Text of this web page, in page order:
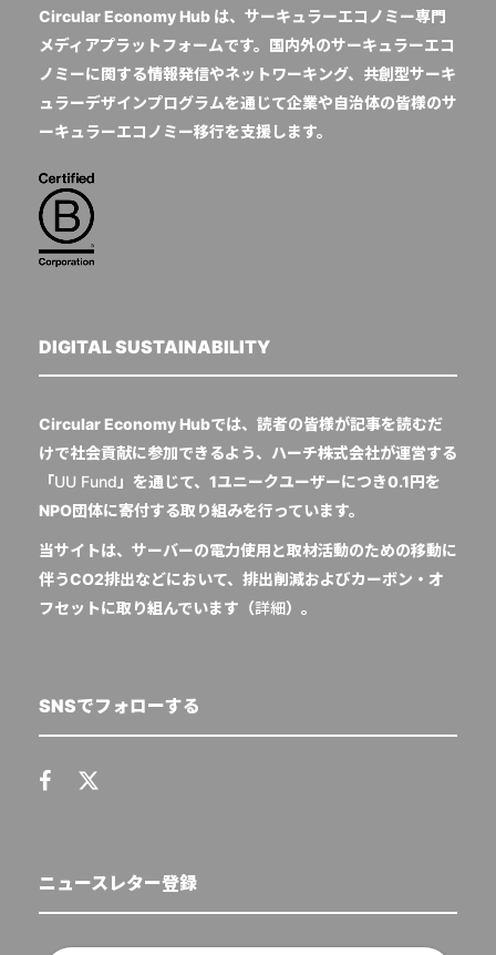
Circular Economy Hub は、サーキュラーエコノミー専門
メディアプラットフォームです。国内外のサーキュラーエコ
ノミーに関する情報発信やネットワーキング、共創型サーキ
ュラーデザインプログラムを通じて企業や自治体の皆様のサ
ーキュラーエコノミー移行を支援します。
DIGITAL SUSTAINABILITY
Circular Economy Hubでは、読者の皆様が記事を読むだ
けで社会貢献に参加できるよう、ハーチ株式会社が運営する
「UU Fund 」を通じて、1ユニークユーザーにつき0.1円を
NPO団体に寄付する取り組みを行っています。
当サイトは、サーバーの電力使用と取材活動のための移動に
伴うCO2排出などにおいて、排出削減およびカーボン・オ
フセットに取り組んでいます（詳細）。
SNSでフォローする
ニュースレター登録